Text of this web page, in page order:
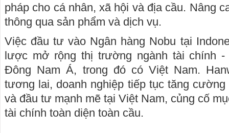
pháp cho cá nhân, xã hội và địa cầu. Nâng
thông qua sản phẩm và dịch vụ.
Việc đầu tư vào Ngân hàng Nobu tại
lược mở rộng thị trường ngành tài chính
Đông Nam Á, trong đó có Việt Nam.
tương lai, doanh nghiệp tiếp tục tăng
và đầu tư mạnh mẽ tại Việt Nam, củng cố
tài chính toàn diện toàn cầu.